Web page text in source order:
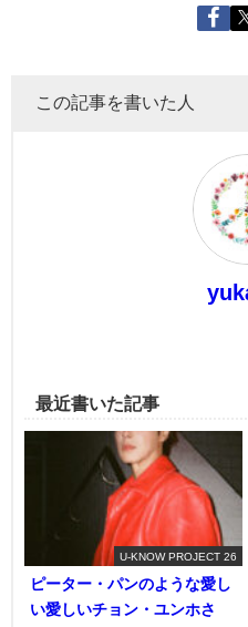
この記事を書いた人
最近書いた記事
U-KNOW PROJECT 26
ピーター・パンのような愛し
い愛しいチョン・ユンホさ